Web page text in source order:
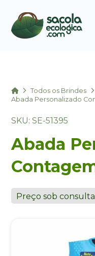
HomeTodos os Brindes
Abada Personalizado
SKU: SE-51395
Abada
Preço sob consulta